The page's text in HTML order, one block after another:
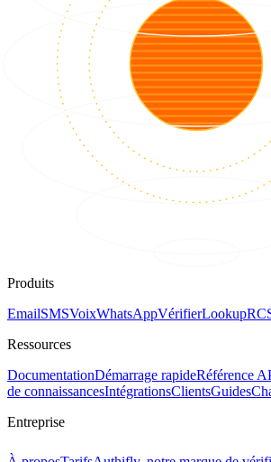
Produits
EmailSMSVoixWhatsAppVérifierLookup
Ressources
DocumentationDémarrage rapideRéférence
de connaissancesIntégrationsClientsGuides
Entreprise